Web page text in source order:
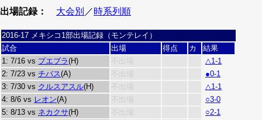
出場記録： 大会別 ／時系列順
2016-17 メキシコ1部出場記録（モンテレイ）
試合
出場 得点 カ
結果
1: 7/16 vs プエブラ(H) 不出場
△1-1
2: 7/23 vs チバス(A) 不出場
●0-1
3: 7/30 vs クルスアスル(H) 不出場
△1-1
4: 8/6 vs レオン(A) 不出場
○3-0
5: 8/13 vs ネカクサ(H) 不出場
○2-1